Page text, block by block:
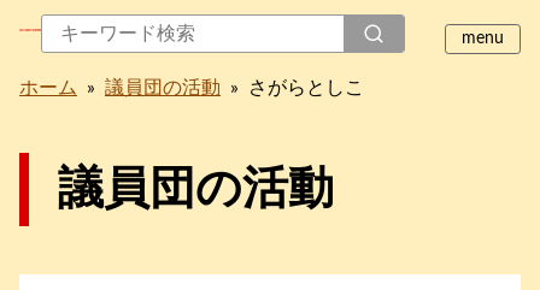
ホーム » 議員団の活動 » さがらとしこ
議員団の活動